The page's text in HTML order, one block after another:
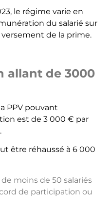
le régime varie en
du salarié sur
versement de la prime.
allant de 3000
PPV pouvant
est de 3 000 € par
être réhaussé à 6 000
moins de 50 salariés
de participation ou